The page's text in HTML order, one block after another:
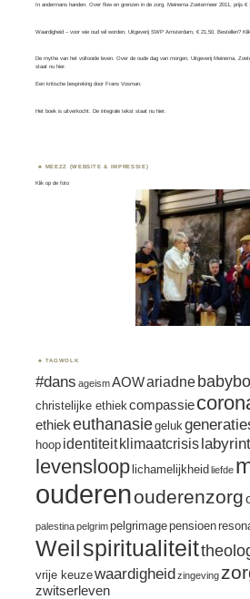
In andermans handen. Over flow en grenzen in de zorg. Meinema Zoetermeer 2011, prijs €
Waardigheid – voor wie oud wil worden, Uitgeverij SWP Amsterdam, € 21,50. Bestellen?
De mythe van het voltooide leven. Over de oude dag van morgen, Uitgeverij Meinema,
staat nuhier
Een kritische bespreking doorFrans Vosman
Het boek is uitverkocht. De integrale tekst staat nuhier.
MEEZZ (WEBSITE & IMPRESSIE)
Klik op de foto
TAGWOLK
#dans ageismAOWariadne
christelijke ethiekcompassie
ethiekeuthanasiegeluk
hoop identiteit klimaatcrisislabyrint
levensloop lichamelijkheid liefde
ouderenouderenzorg
palestinapelgrimpelgrimagepensioen
Weil spiritualiteit
vrije keuzewaardigheidzingeving
zwitserleven